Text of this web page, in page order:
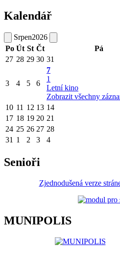
Kalendář
Srpen2026
Po Út St Čt Pá
27 28 29 30 31
3 4 5 6
7
1
Letní kino
Zobrazit všechny
10 11 12 13 14
17 18 19 20 21
24 25 26 27 28
31 1 2 3 4
Senioři
Zjednodušená verze
MUNIPOLIS